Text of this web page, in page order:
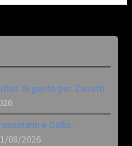
Argento per Zanotti
e Gallis.
08/2026